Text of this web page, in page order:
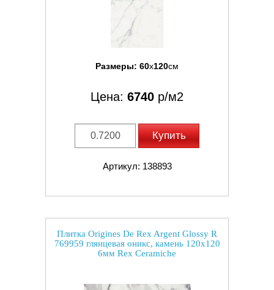
Размеры: 60x120см
Цена: 6740 р/м2
Купить
Артикул: 138893
Плитка Origines De Rex Argent Glossy R
769959 глянцевая оникс, камень 120x120
6мм Rex Ceramiche